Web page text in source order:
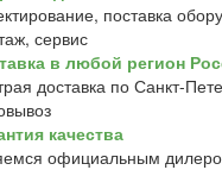
поставка
сервис
в любой регион
доставка по Санкт-
качества
официальным